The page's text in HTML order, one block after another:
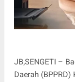
JB,SENGETI –
Daerah